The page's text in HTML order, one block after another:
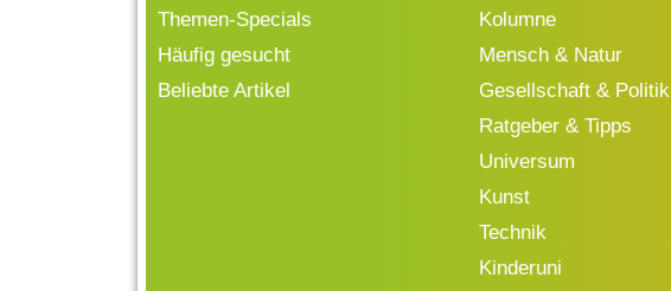
Themen-Specials
Häufig gesucht
Beliebte Artikel
Kolumne
Mensch & Natur
Gesellschaft & Politik
Ratgeber & Tipps
Universum
Kunst
Technik
Kinderuni